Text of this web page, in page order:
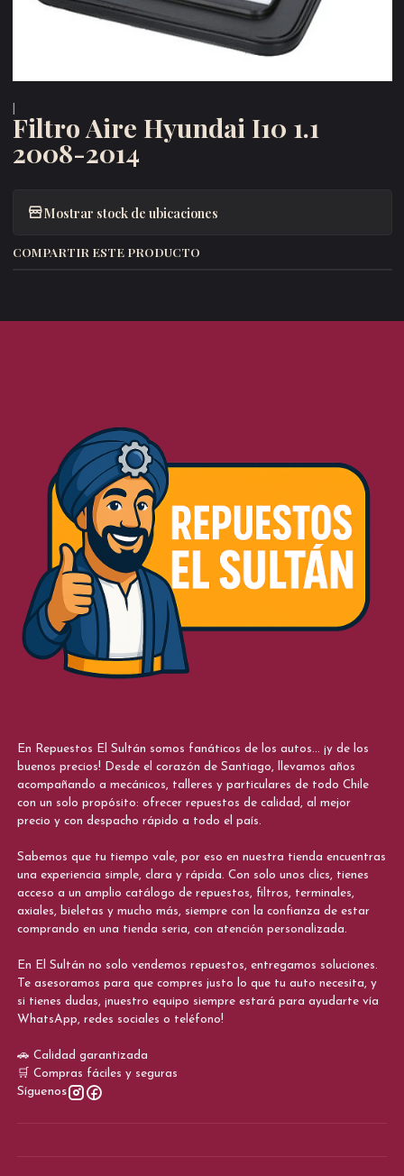
Filtro Aire Hyundai I10 1.1
2008-2014
Mostrar stock de ubicaciones
COMPARTIR ESTE PRODUCTO
En Repuestos El Sultán somos fanáticos de los autos... ¡y de los
buenos precios! Desde el corazón de Santiago, llevamos años
acompañando a mecánicos, talleres y particulares de todo Chile
con un solo propósito: ofrecer repuestos de calidad, al mejor
precio y con despacho rápido a todo el país.
Sabemos que tu tiempo vale, por eso en nuestra tienda encuentras
una experiencia simple, clara y rápida. Con solo unos clics, tienes
acceso a un amplio catálogo de repuestos, filtros, terminales,
axiales, bieletas y mucho más, siempre con la confianza de estar
comprando en una tienda seria, con atención personalizada.
En El Sultán no solo vendemos repuestos, entregamos soluciones.
Te asesoramos para que compres justo lo que tu auto necesita, y
si tienes dudas, ¡nuestro equipo siempre estará para ayudarte vía
WhatsApp, redes sociales o teléfono!
🚗 Calidad garantizada
🛒 Compras fáciles y seguras
Síguenos